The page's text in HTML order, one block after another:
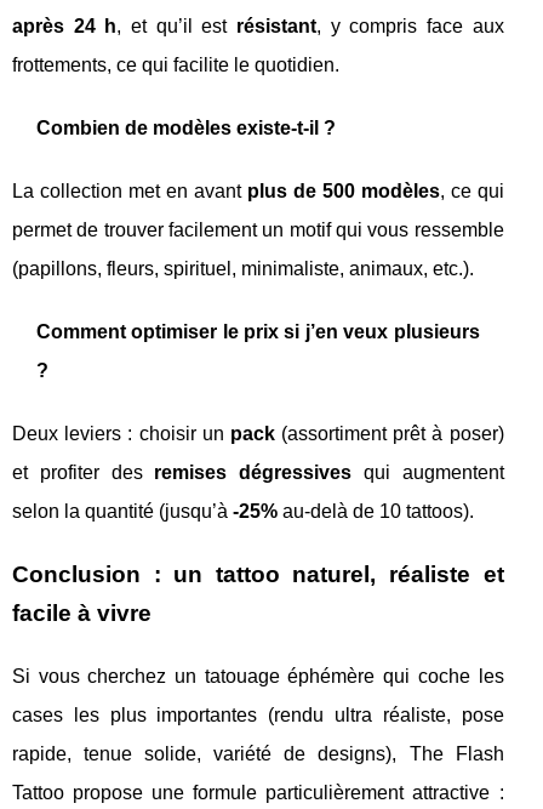
après 24 h, et qu’il est résistant, y compris face aux
frottements, ce qui facilite le quotidien.
Combien de modèles existe-t-il ?
La collection met en avant plus de 500 modèles, ce qui
permet de trouver facilement un motif qui vous ressemble
(papillons, fleurs, spirituel, minimaliste, animaux, etc.).
Comment optimiser le prix si j’en veux plusieurs
?
Deux leviers : choisir un pack(assortiment prêt à poser)
et profiter des remises dégressives qui augmentent
selon la quantité (jusqu’à -25% au-delà de 10 tattoos).
Conclusion : un tattoo naturel, réaliste et
facile à vivre
Si vous cherchez un tatouage éphémère qui coche les
cases les plus importantes (rendu ultra réaliste, pose
rapide, tenue solide, variété de designs), The Flash
Tattoo propose une formule particulièrement attractive :